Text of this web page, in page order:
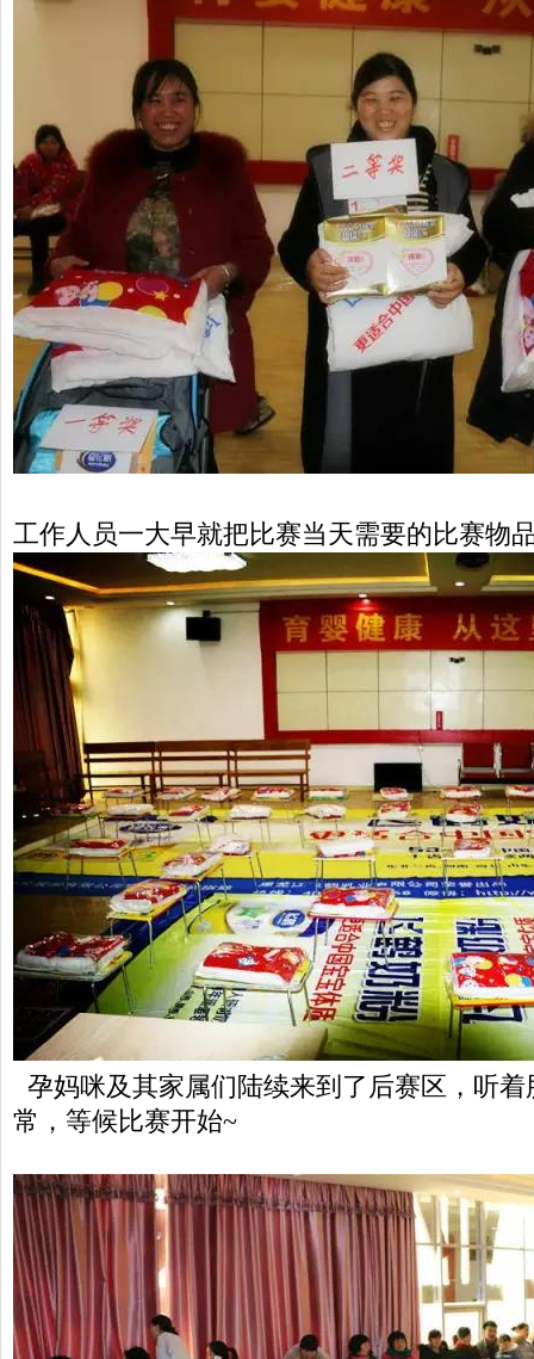
工作人员一大早就把比赛当天需要的比赛物
孕妈咪及其家属们陆续来到了后赛区，听
常，等候比赛开始~